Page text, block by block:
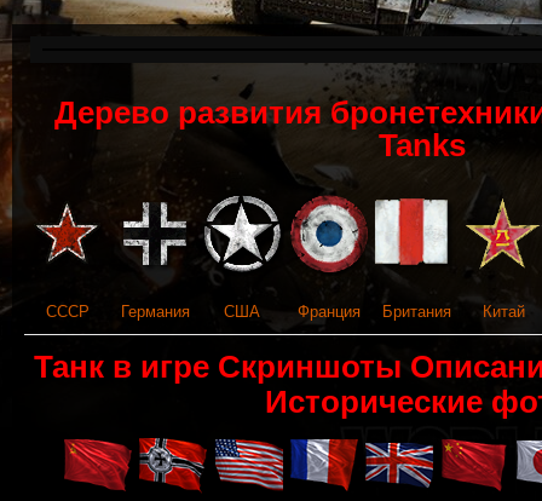
Дерево развития
Tanks
СССР Германия США Франция Британия Китай
Танк в игре Скриншоты
Исторические